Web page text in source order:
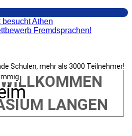
Athen
Fremdsprachen!
LANGEN
Schulen, mehr als 3000 Teilnehmer!